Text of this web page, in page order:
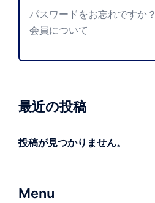
パスワードをお忘れですか？
会員について
最近の投稿
投稿が見つかりません。
Menu